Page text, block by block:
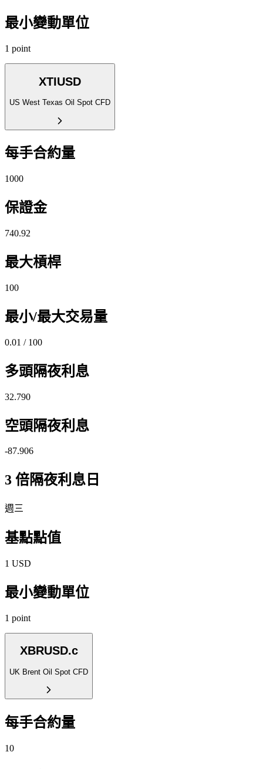
最小變動單位
1 point
XTIUSD
US West Texas Oil Spot CFD
每手合約量
1000
保證金
740.92
最大槓桿
100
最小/最大交易量
0.01 / 100
多頭隔夜利息
32.790
空頭隔夜利息
-87.906
3 倍隔夜利息日
週三
基點點值
1 USD
最小變動單位
1 point
XBRUSD.c
UK Brent Oil Spot CFD
每手合約量
10